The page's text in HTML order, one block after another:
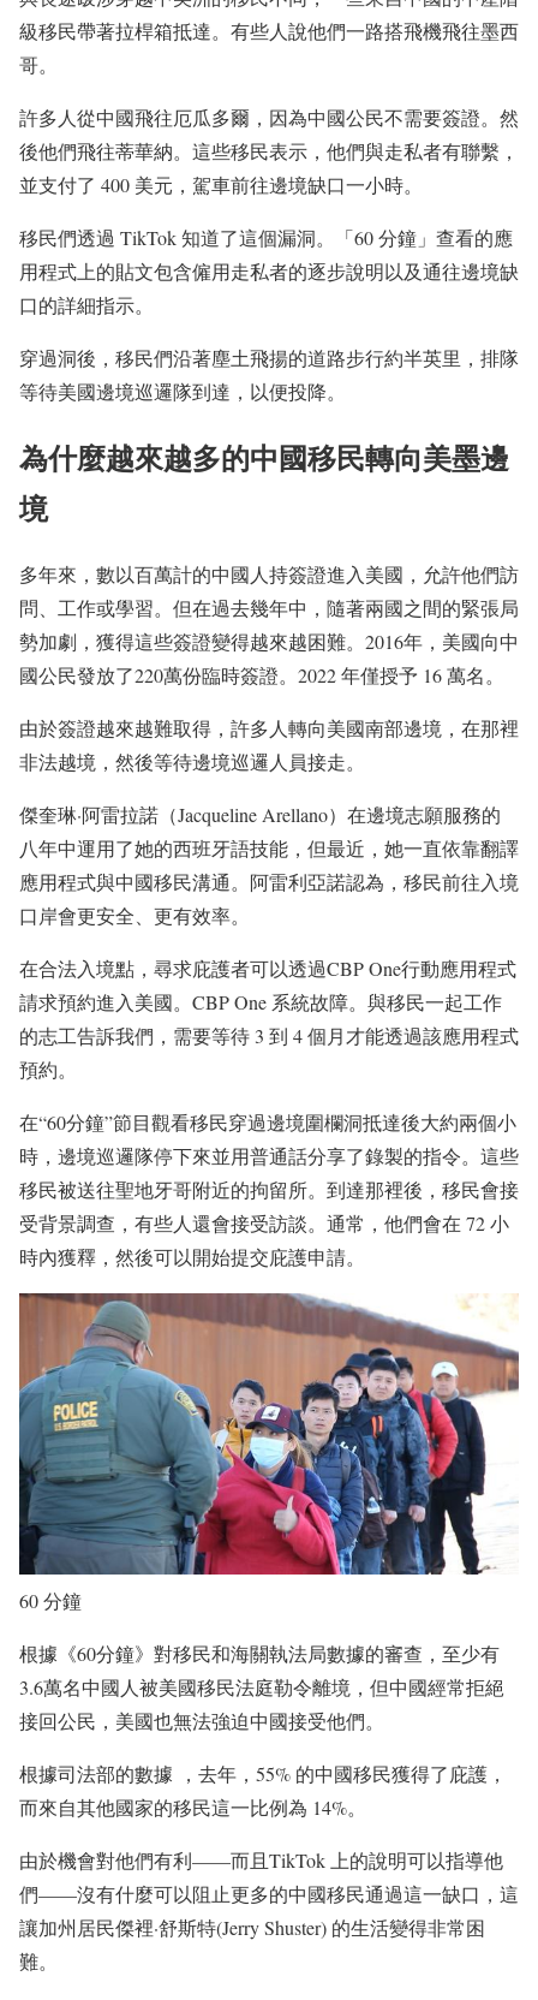
級移民帶著拉桿箱抵達。有些人說他們一路搭飛機飛往墨西
哥。
許多人從中國飛往厄瓜多爾，因為中國公民不需要簽證。然
後他們飛往蒂華納。這些移民表示，他們與走私者有聯繫，
並支付了 400 美元，駕車前往邊境缺口一小時。
移民們透過 TikTok 知道了這個漏洞。「60 分鐘」查看的應
用程式上的貼文包含僱用走私者的逐步說明以及通往邊境缺
口的詳細指示。
穿過洞後，移民們沿著塵土飛揚的道路步行約半英里，排隊
等待美國邊境巡邏隊到達，以便投降。
為什麼越來越多的中國移民轉向美墨邊
境
多年來，數以百萬計的中國人持簽證進入美國，允許他們訪
問、工作或學習。但在過去幾年中，隨著兩國之間的緊張局
勢加劇，獲得這些簽證變得越來越困難。2016年，美國向中
國公民發放了220萬份臨時簽證。2022 年僅授予 16 萬名。
由於簽證越來越難取得，許多人轉向美國南部邊境，在那裡
非法越境，然後等待邊境巡邏人員接走。
傑奎琳·阿雷拉諾（Jacqueline Arellano）在邊境志願服務的
八年中運用了她的西班牙語技能，但最近，她一直依靠翻譯
應用程式與中國移民溝通。阿雷利亞諾認為，移民前往入境
口岸會更安全、更有效率。
在合法入境點，尋求庇護者可以透過CBP One行動應用程式
請求預約進入美國。CBP One 系統故障。與移民一起工作
的志工告訴我們，需要等待 3 到 4 個月才能透過該應用程式
預約。
在“60分鐘”節目觀看移民穿過邊境圍欄洞抵達後大約兩個小
時，邊境巡邏隊停下來並用普通話分享了錄製的指令。這些
移民被送往聖地牙哥附近的拘留所。到達那裡後，移民會接
受背景調查，有些人還會接受訪談。通常，他們會在 72 小
時內獲釋，然後可以開始提交庇護申請。
60 分鐘
根據《60分鐘》對移民和海關執法局數據的審查，至少有
3.6萬名中國人被美國移民法庭勒令離境，但中國經常拒絕
接回公民，美國也無法強迫中國接受他們。
根據司法部的數據 ，去年，55% 的中國移民獲得了庇護，
而來自其他國家的移民這一比例為 14%。
由於機會對他們有利——而且TikTok 上的說明可以指導他
們——沒有什麼可以阻止更多的中國移民通過這一缺口，這
讓加州居民傑裡·舒斯特(Jerry Shuster) 的生活變得非常困
難。